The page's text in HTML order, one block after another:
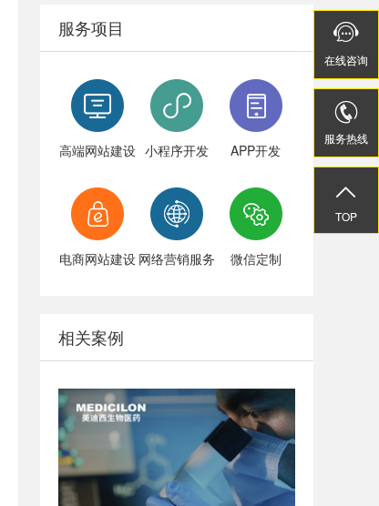
服务项目
高端网站建设 小程序开发 APP开发
电商网站建设 网络营销服务 微信定制
相关案例

在线咨询

服务热线

TOP

在线咨询

服务热线

TOP